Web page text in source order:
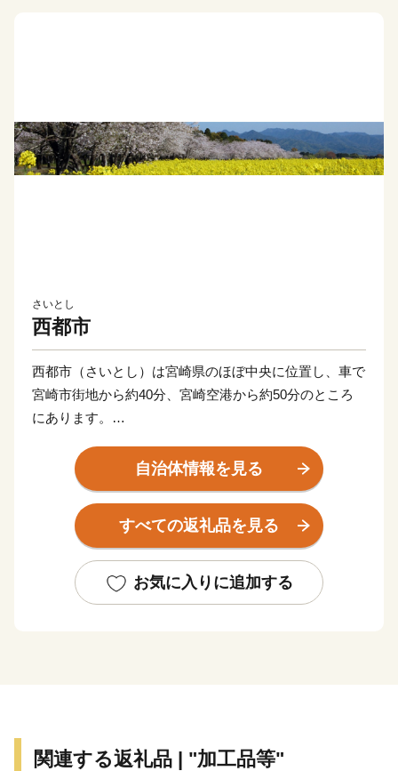
さいとし
西都市
西都市（さいとし）は宮崎県のほぼ中央に位置し、車で
宮崎市街地から約40分、宮崎空港から約50分のところ
にあります。
紀』に登場する伝承地が市内に数多く残るとともに、日
本最大の319基の古墳が集まる国の特別史跡「西都原
（さいとばる）古墳群」や、天正遣欧少年使節の正使と
してローマ法王に謁見した伊東マンショが誕生した国の
ンあふれるまちです。
西都原台地には、春は桜・菜の花が、秋はコスモス約
自治体情報を見る
すべての返礼品を見る
お気に入りに追加する
関連する返礼品 | "加工品等"